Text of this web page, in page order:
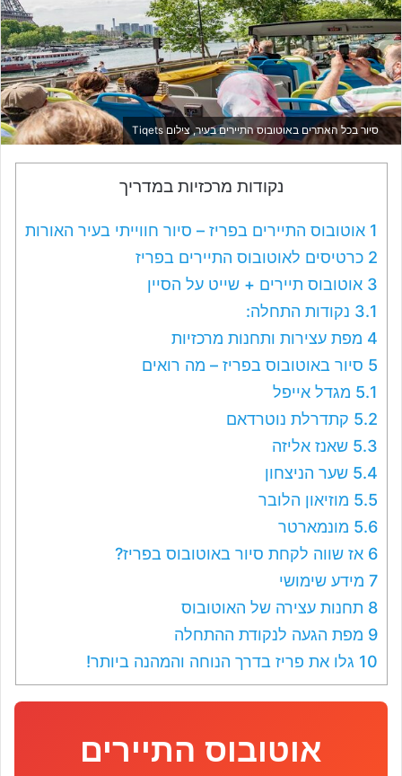
סיור בכל האתרים באוטובוס התיירים בעיר, צילום Tiqets
נקודות מרכזיות במדריך
1 אוטובוס התיירים בפריז – סיור חווייתי בעיר האורות
2 כרטיסים לאוטובוס התיירים בפריז
3 אוטובוס תיירים + שייט על הסיין
3.1 נקודות התחלה:
4 מפת עצירות ותחנות מרכזיות
5 סיור באוטובוס בפריז – מה רואים
5.1 מגדל אייפל
5.2 קתדרלת נוטרדאם
5.3 שאנז אליזה
5.4 שער הניצחון
5.5 מוזיאון הלובר
5.6 מונמארטר
6 אז שווה לקחת סיור באוטובוס בפריז?
7 מידע שימושי
8 תחנות עצירה של האוטובוס
9 מפת הגעה לנקודת ההתחלה
10 גלו את פריז בדרך הנוחה והמהנה ביותר!
אוטובוס התיירים